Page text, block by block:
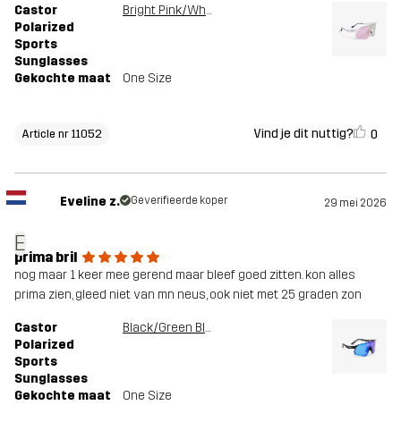
Castor
Polarized
Sports
Sunglasses
Bright Pink/White
Gekochte maat One Size
Article nr 11052 Vind je dit nuttig? 0
E
Eveline z. Geverifieerde koper 29 mei 2026
prima bril
nog maar 1 keer mee gerend maar bleef goed zitten. kon alles
prima zien, gleed niet van mn neus, ook niet met 25 graden zon
Castor
Polarized
Sports
Sunglasses
Black/Green Blue
Gekochte maat One Size